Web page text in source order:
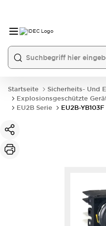
Startseite
Sicherheits- Und
Explosionsgeschützte
EU2B Serie
EU2B-YB103F